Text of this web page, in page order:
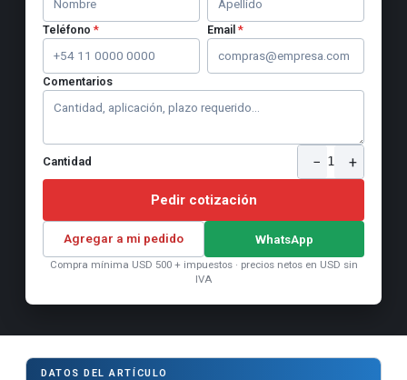
Teléfono * Email *
Comentarios
Cantidad − 1 +
Pedir cotización
Agregar a mi pedido WhatsApp
Compra mínima USD 500 + impuestos · precios netos en USD sin
IVA
DATOS DEL ARTÍCULO